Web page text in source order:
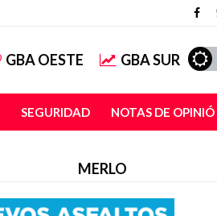
GBA OESTE GBA SUR
SEGURIDAD NOTAS DE OPINIÓN
MERLO